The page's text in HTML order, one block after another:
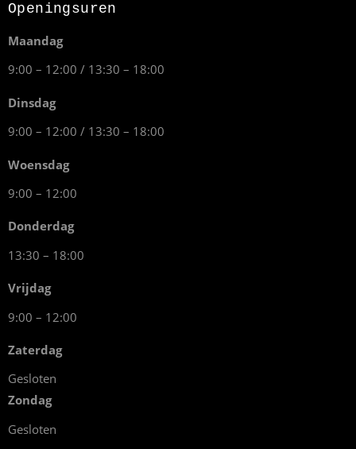
Openingsuren
Maandag
9:00 – 12:00 / 13:30 – 18:00
Dinsdag
9:00 – 12:00 / 13:30 – 18:00
Woensdag
9:00 – 12:00
Donderdag
13:30 – 18:00
Vrijdag
9:00 – 12:00
Zaterdag
Gesloten
Zondag
Gesloten